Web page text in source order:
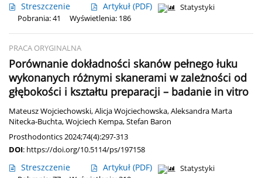
Streszczenie Artykuł (PDF)
Statystyki
Pobrania: 41
Wyświetlenia: 186
PRACA ORYGINALNA
Porównanie dokładności skanów pełnego łuku
wykonanych różnymi skanerami w zależności od
głębokości i kształtu preparacji – badanie in vitro
Mateusz Wojciechowski,Alicja Wojciechowska,Aleksandra Marta
Nitecka-Buchta,Wojciech Kempa,Stefan Baron
Prosthodontics 2024;74(4):297-313
DOI: https://doi.org/10.5114/ps/197158
Streszczenie Artykuł (PDF)
Statystyki